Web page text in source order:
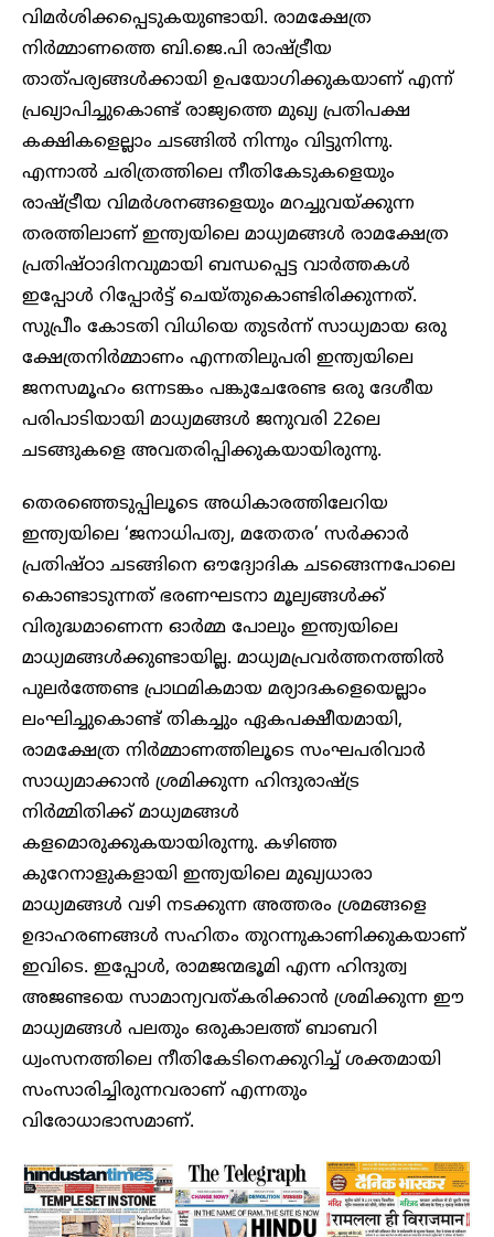
വിമർശിക്കപ്പെടുകയുണ്ടായി. രാമക്ഷേത്ര
നിർമ്മാണത്തെ ബി.ജെ.പി രാഷ്ട്രീയ
താത്പര്യങ്ങൾക്കായി ഉപയോ​ഗിക്കുകയാണ് എന്ന്
പ്രഖ്യാപിച്ചുകൊണ്ട് രാജ്യത്തെ മുഖ്യ പ്രതിപക്ഷ
കക്ഷികളെല്ലാം ചടങ്ങിൽ നിന്നും വിട്ടുനിന്നു.
എന്നാൽ ചരിത്രത്തിലെ നീതികേടുകളെയും
രാഷ്ട്രീയ വിമർശനങ്ങളെയും മറച്ചുവയ്ക്കുന്ന
തരത്തിലാണ് ഇന്ത്യയിലെ മാധ്യമങ്ങൾ രാമക്ഷേത്ര
പ്രതിഷ്ഠാദിനവുമായി ബന്ധപ്പെട്ട വാർത്തകൾ
ഇപ്പോൾ റിപ്പോർട്ട് ചെയ്തുകൊണ്ടിരിക്കുന്നത്.
സുപ്രീം കോടതി വിധിയെ തുടർന്ന് സാധ്യമായ ഒരു
ക്ഷേത്രനിർമ്മാണം എന്നതിലുപരി ഇന്ത്യയിലെ
ജനസമൂഹം ഒന്നടങ്കം പങ്കുചേരേണ്ട ഒരു ദേശീയ
പരിപാടിയായി മാധ്യമങ്ങൾ ജനുവരി 22ലെ
ചടങ്ങുകളെ അവതരിപ്പിക്കുകയായിരുന്നു.
തെരഞ്ഞെടുപ്പിലൂടെ അധികാരത്തിലേറിയ
ഇന്ത്യയിലെ ‘ജനാധിപത്യ, മതേതര’ സർക്കാർ
പ്രതിഷ്ഠാ ചടങ്ങിനെ ഔദ്യോദിക ചടങ്ങെന്നപോലെ
കൊണ്ടാടുന്നത് ഭരണഘടനാ മൂല്യങ്ങൾക്ക്
വിരുദ്ധമാണെന്ന ഓർമ്മ പോലും ഇന്ത്യയിലെ
മാധ്യമങ്ങൾക്കുണ്ടായില്ല. മാധ്യമപ്രവർത്തനത്തിൽ
പുലർത്തേണ്ട പ്രാഥമികമായ മര്യാദകളെയെല്ലാം
ലംഘിച്ചുകൊണ്ട് തികച്ചും ഏകപക്ഷീയമായി,
രാമക്ഷേത്ര നിർമ്മാണത്തിലൂടെ സംഘപരിവാർ
സാധ്യമാക്കാൻ ശ്രമിക്കുന്ന ഹിന്ദുരാഷ്ട്ര
നിർമ്മിതിക്ക് മാധ്യമങ്ങൾ
കളമൊരുക്കുകയായിരുന്നു. കഴിഞ്ഞ
കുറേനാളുകളായി ഇന്ത്യയിലെ മുഖ്യധാരാ
മാധ്യമങ്ങൾ വഴി നടക്കുന്ന അത്തരം ശ്രമങ്ങളെ
ഉദാഹരണങ്ങൾ സഹിതം തുറന്നുകാണിക്കുകയാണ്
ഇവിടെ. ഇപ്പോൾ, രാമജന്മഭൂമി എന്ന ഹിന്ദുത്വ
അജണ്ടയെ സാമാന്യവത്കരിക്കാൻ ശ്രമിക്കുന്ന ഈ
മാധ്യമങ്ങൾ പലതും ഒരുകാലത്ത് ബാബറി
ധ്വംസനത്തിലെ നീതികേടിനെക്കുറിച്ച് ശക്തമായി
സംസാരിച്ചിരുന്നവരാണ് എന്നതും
വിരോധാഭാസമാണ്.